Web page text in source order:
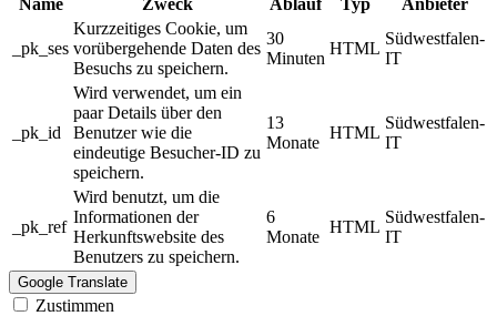
_pk_ses
Kurzzeitiges Cookie, um
vorübergehende Daten des
Besuchs zu speichern.
30
Minuten
HTML
Südwestfalen-
IT
_pk_id
Wird verwendet, um ein
paar Details über den
Benutzer wie die
eindeutige Besucher-ID zu
speichern.
13
Monate
HTML
Südwestfalen-
IT
_pk_ref
Wird benutzt, um die
Informationen der
Herkunftswebsite des
Benutzers zu speichern.
6
Monate
HTML
Südwestfalen-
IT
Google Translate
Zustimmen